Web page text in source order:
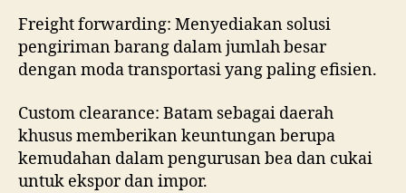
Freight forwarding: Menyediakan solusi
pengiriman barang dalam jumlah besar
dengan moda transportasi yang paling efisien.
Custom clearance: Batam sebagai daerah
khusus memberikan keuntungan berupa
kemudahan dalam pengurusan bea dan cukai
untuk ekspor dan impor.